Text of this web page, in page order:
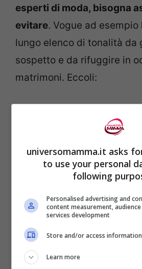
esperti di moda, bisogna
evitare. Vogue ad
lungo elenco di tonalità da
sospetto e da rifuggire in
matrimoni. Eccoli:
dirlo, questo è il
nemmeno
indossare un capo
Il motivo è che
rubare l’attenzione
confondere gli
universomamma.it asks
to use your personal
following
Personalised advertising and
content measurement,
services development
Store and/or access
Learn more